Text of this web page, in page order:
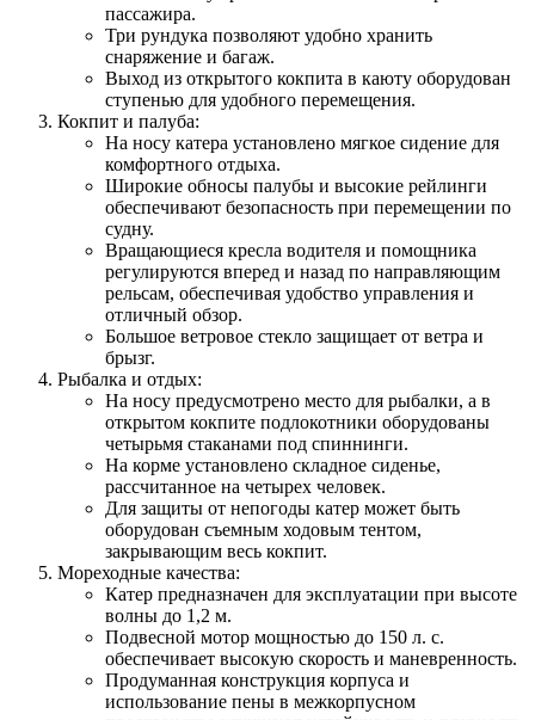
пассажира.
Три рундука позволяют удобно хранить
снаряжение и багаж.
Выход из открытого кокпита в каюту оборудован
ступенью для удобного перемещения.
Кокпит и палуба:
На носу катера установлено мягкое сидение для
комфортного отдыха.
Широкие обносы палубы и высокие рейлинги
обеспечивают безопасность при перемещении по
судну.
Вращающиеся кресла водителя и помощника
регулируются вперед и назад по направляющим
рельсам, обеспечивая удобство управления и
отличный обзор.
Большое ветровое стекло защищает от ветра и
брызг.
Рыбалка и отдых:
На носу предусмотрено место для рыбалки, а в
открытом кокпите подлокотники оборудованы
четырьмя стаканами под спиннинги.
На корме установлено складное сиденье,
рассчитанное на четырех человек.
Для защиты от непогоды катер может быть
оборудован съемным ходовым тентом,
закрывающим весь кокпит.
Мореходные качества:
Катер предназначен для эксплуатации при высоте
волны до 1,2 м.
Подвесной мотор мощностью до 150 л. с.
обеспечивает высокую скорость и маневренность.
Продуманная конструкция корпуса и
использование пены в межкорпусном